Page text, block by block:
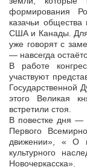
формирования
казачьи
США и Канады. Для
уже говорят с
— навсегда
В работе
участвуют
Государственной
этого Великая
встретили стоя.
В повестке дня —
Первого
движении», « О
культурного
Новочеркасска».